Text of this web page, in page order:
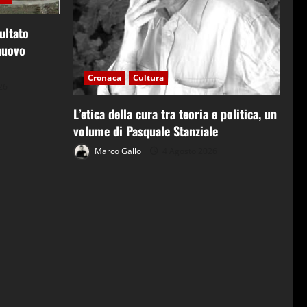
Cronaca Cultura
L’etica della cura tra teoria e politica, un
volume di Pasquale Stanziale
Marco Gallo